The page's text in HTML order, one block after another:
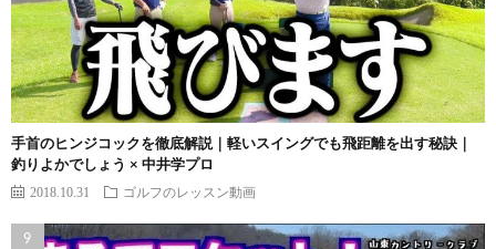
手首のヒンジコックを徹底解説｜軽いスイングでも飛距離を出す秘訣｜
釣りよかでしょう × 中井学プロ
2018.10.31 ゴルフのレッスン動画